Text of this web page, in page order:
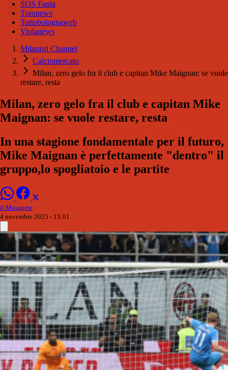
SOS Fanta
Toronews
Tuttobolognaweb
Violanews
Milanisti Channel
Calciomercato
Milan, zero gelo fra il club e capitan Mike Maignan: se vuole
restare, resta
Milan, zero gelo fra il club e capitan Mike
Maignan: se vuole restare, resta
In una stagione fondamentale per il futuro,
Mike Maignan è perfettamente "dentro" il
gruppo,lo spogliatoio e le partite
il Musagete
4 novembre 2025 - 15:01